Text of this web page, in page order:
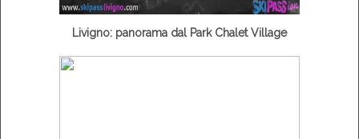
Livigno: panorama dal Park Chalet Village